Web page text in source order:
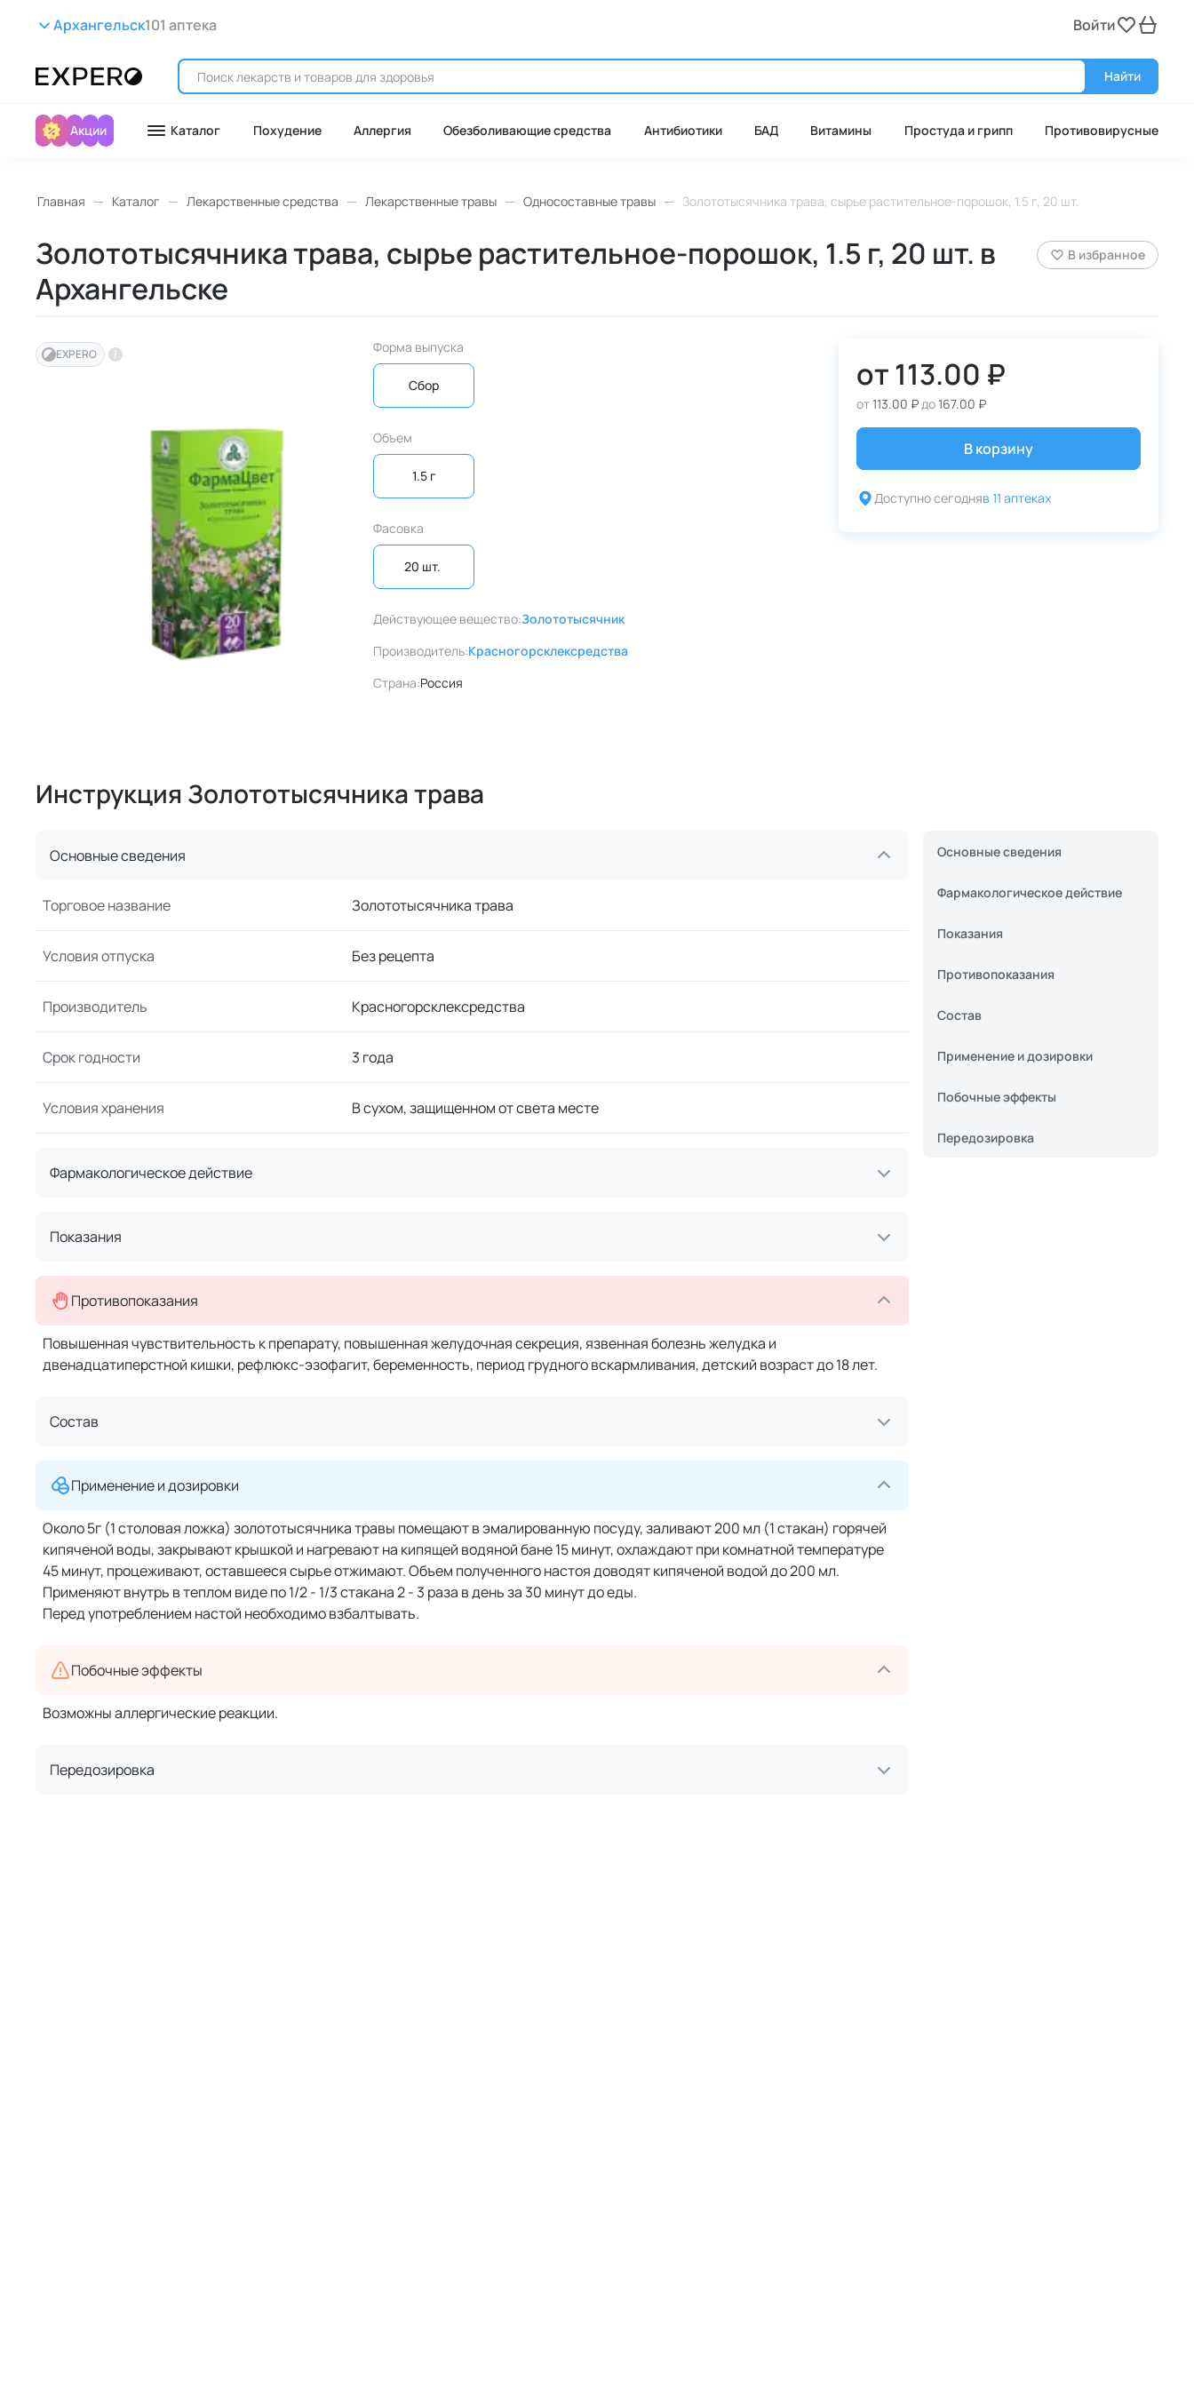
Архангельск101 аптека Войти
Найти
Акции Каталог Похудение Аллергия Обезболивающие средства Антибиотики БАД Витамины Простуда и грипп Противовирусные
Главная Каталог Лекарственные средства Лекарственные травы Односоставные травы Золототысячника трава, сырье растительное-порошок, 1.5 г, 20 шт.
Золототысячника трава, сырье растительное-порошок, 1.5 г, 20 шт. в
Архангельске
В избранное
EXPERO Форма выпуска
Сбор
Объем
1.5 г
Фасовка
20 шт.
Действующее вещество:Золототысячник
Производитель:Красногорсклексредства
Страна:Россия
от 113.00 ₽
от113.00 ₽до167.00 ₽
В корзину
Доступно сегодняв 11 аптеках
Инструкция Золототысячника трава
Основные сведения
Торговое название Золототысячника трава
Условия отпуска Без рецепта
Производитель Красногорсклексредства
Срок годности 3 года
Условия хранения В сухом, защищенном от света месте
Фармакологическое действие
Показания
Противопоказания
Повышенная чувствительность к препарату, повышенная желудочная секреция, язвенная болезнь желудка и
двенадцатиперстной кишки, рефлюкс-эзофагит, беременность, период грудного вскармливания, детский возраст до 18 лет.
Состав
Применение и дозировки
Около 5г (1 столовая ложка) золототысячника травы помещают в эмалированную посуду, заливают 200 мл (1 стакан) горячей
кипяченой воды, закрывают крышкой и нагревают на кипящей водяной бане 15 минут, охлаждают при комнатной температуре
45 минут, процеживают, оставшееся сырье отжимают. Объем полученного настоя доводят кипяченой водой до 200 мл.
Применяют внутрь в теплом виде по 1/2 - 1/3 стакана 2 - 3 раза в день за 30 минут до еды.
Перед употреблением настой необходимо взбалтывать.
Побочные эффекты
Возможны аллергические реакции.
Передозировка
Основные сведения
Фармакологическое действие
Показания
Противопоказания
Состав
Применение и дозировки
Побочные эффекты
Передозировка